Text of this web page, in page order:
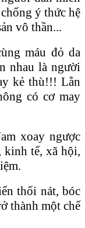
ý thức hệ
vô thần...
máu đỏ da
nhau là người
kẻ thù!!! Lằn
có cơ may
xoay ngược
kinh tế, xã hội,
thối nát, bóc
thành một chế